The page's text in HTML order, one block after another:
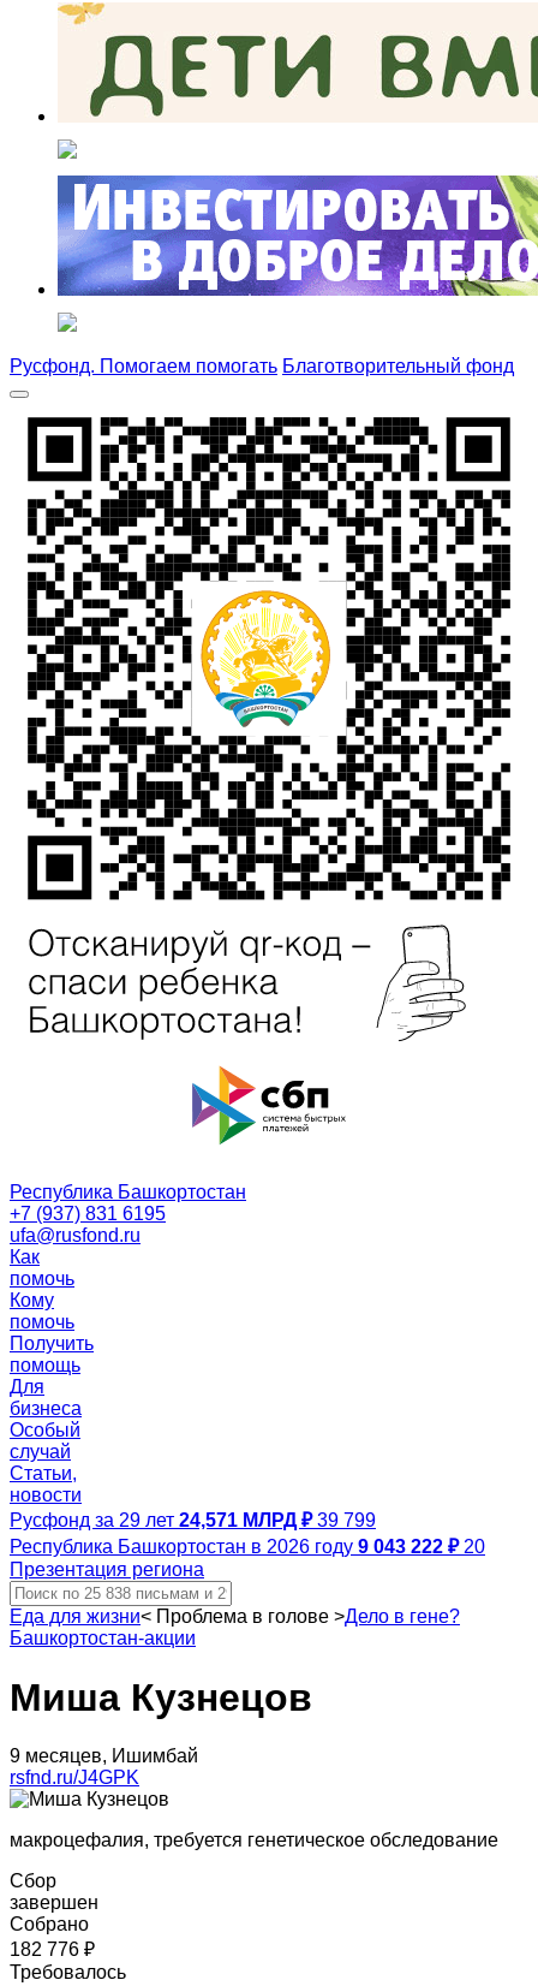
Русфонд. Помогаем помогать Благотворительный фонд
Республика Башкортостан
+7 (937) 831 6195
ufa@rusfond.ru
Как
помочь
Кому
помочь
Получить
помощь
Для
бизнеса
Особый
случай
Статьи,
новости
Русфонд за 29 лет 24,571 МЛРД ₽ 39 799
Республика Башкортостан в 2026 году 9 043 222 ₽ 20
Презентация региона
Еда для жизни< Проблема в голове >Дело в гене?
Башкортостан-акции
Миша Кузнецов
9 месяцев, Ишимбай
rsfnd.ru/J4GPK
макроцефалия, требуется генетическое обследование
Сбор
завершен
Собрано
182 776 ₽
Требовалось